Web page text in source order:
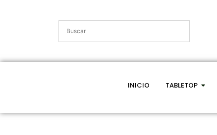
INICIO TABLETOP